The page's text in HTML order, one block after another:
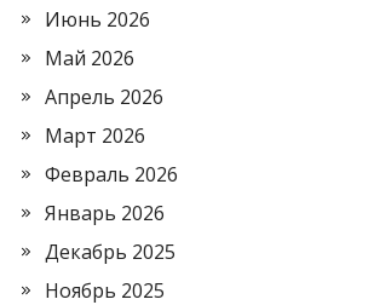
Июнь 2026
Май 2026
Апрель 2026
Март 2026
Февраль 2026
Январь 2026
Декабрь 2025
Ноябрь 2025